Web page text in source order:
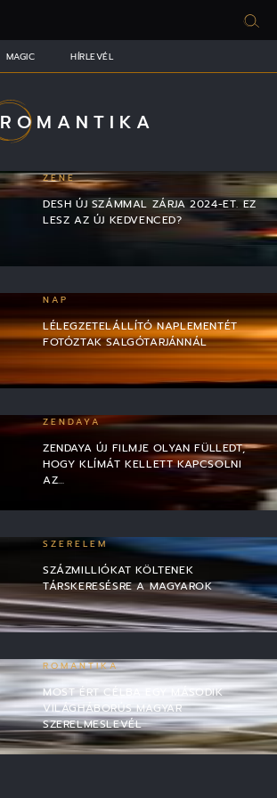
MAGIC HÍRLEVÉL
ROMANTIKA
ZENE
DESH ÚJ SZÁMMAL ZÁRJA 2024-ET. EZ
LESZ AZ ÚJ KEDVENCED?
NAP
LÉLEGZETELÁLLÍTÓ NAPLEMENTÉT
FOTÓZTAK SALGÓTARJÁNNÁL
ZENDAYA
ZENDAYA ÚJ FILMJE OLYAN FÜLLEDT,
HOGY KLÍMÁT KELLETT KAPCSOLNI
AZ…
SZERELEM
SZÁZMILLIÓKAT KÖLTENEK
TÁRSKERESÉSRE A MAGYAROK
ROMANTIKA
MOST ÉRT CÉLBA EGY MÁSODIK
VILÁGHÁBORÚS MAGYAR
SZERELMESLEVÉL